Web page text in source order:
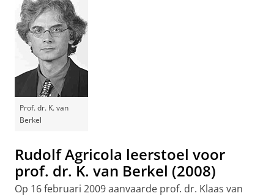
Prof. dr. K. van
Berkel
Rudolf Agricola leerstoel voor
prof. dr. K. van Berkel (2008)
Op 16 februari 2009 aanvaarde prof. dr. Klaas van